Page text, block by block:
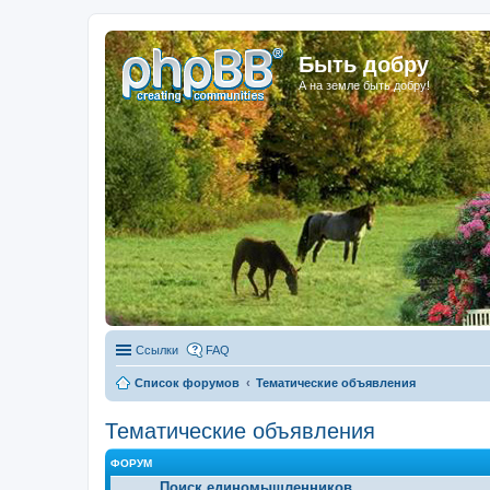
Быть добру
А на земле быть добру!
Ссылки FAQ
Список форумов Тематические объявления
Тематические объявления
ФОРУМ